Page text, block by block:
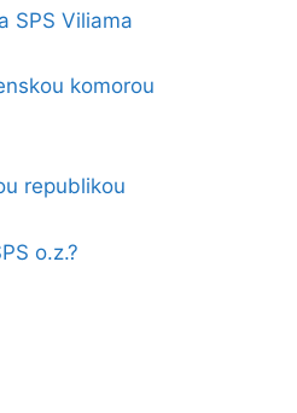
SPS Viliama
komorou
republikou
o.z.?